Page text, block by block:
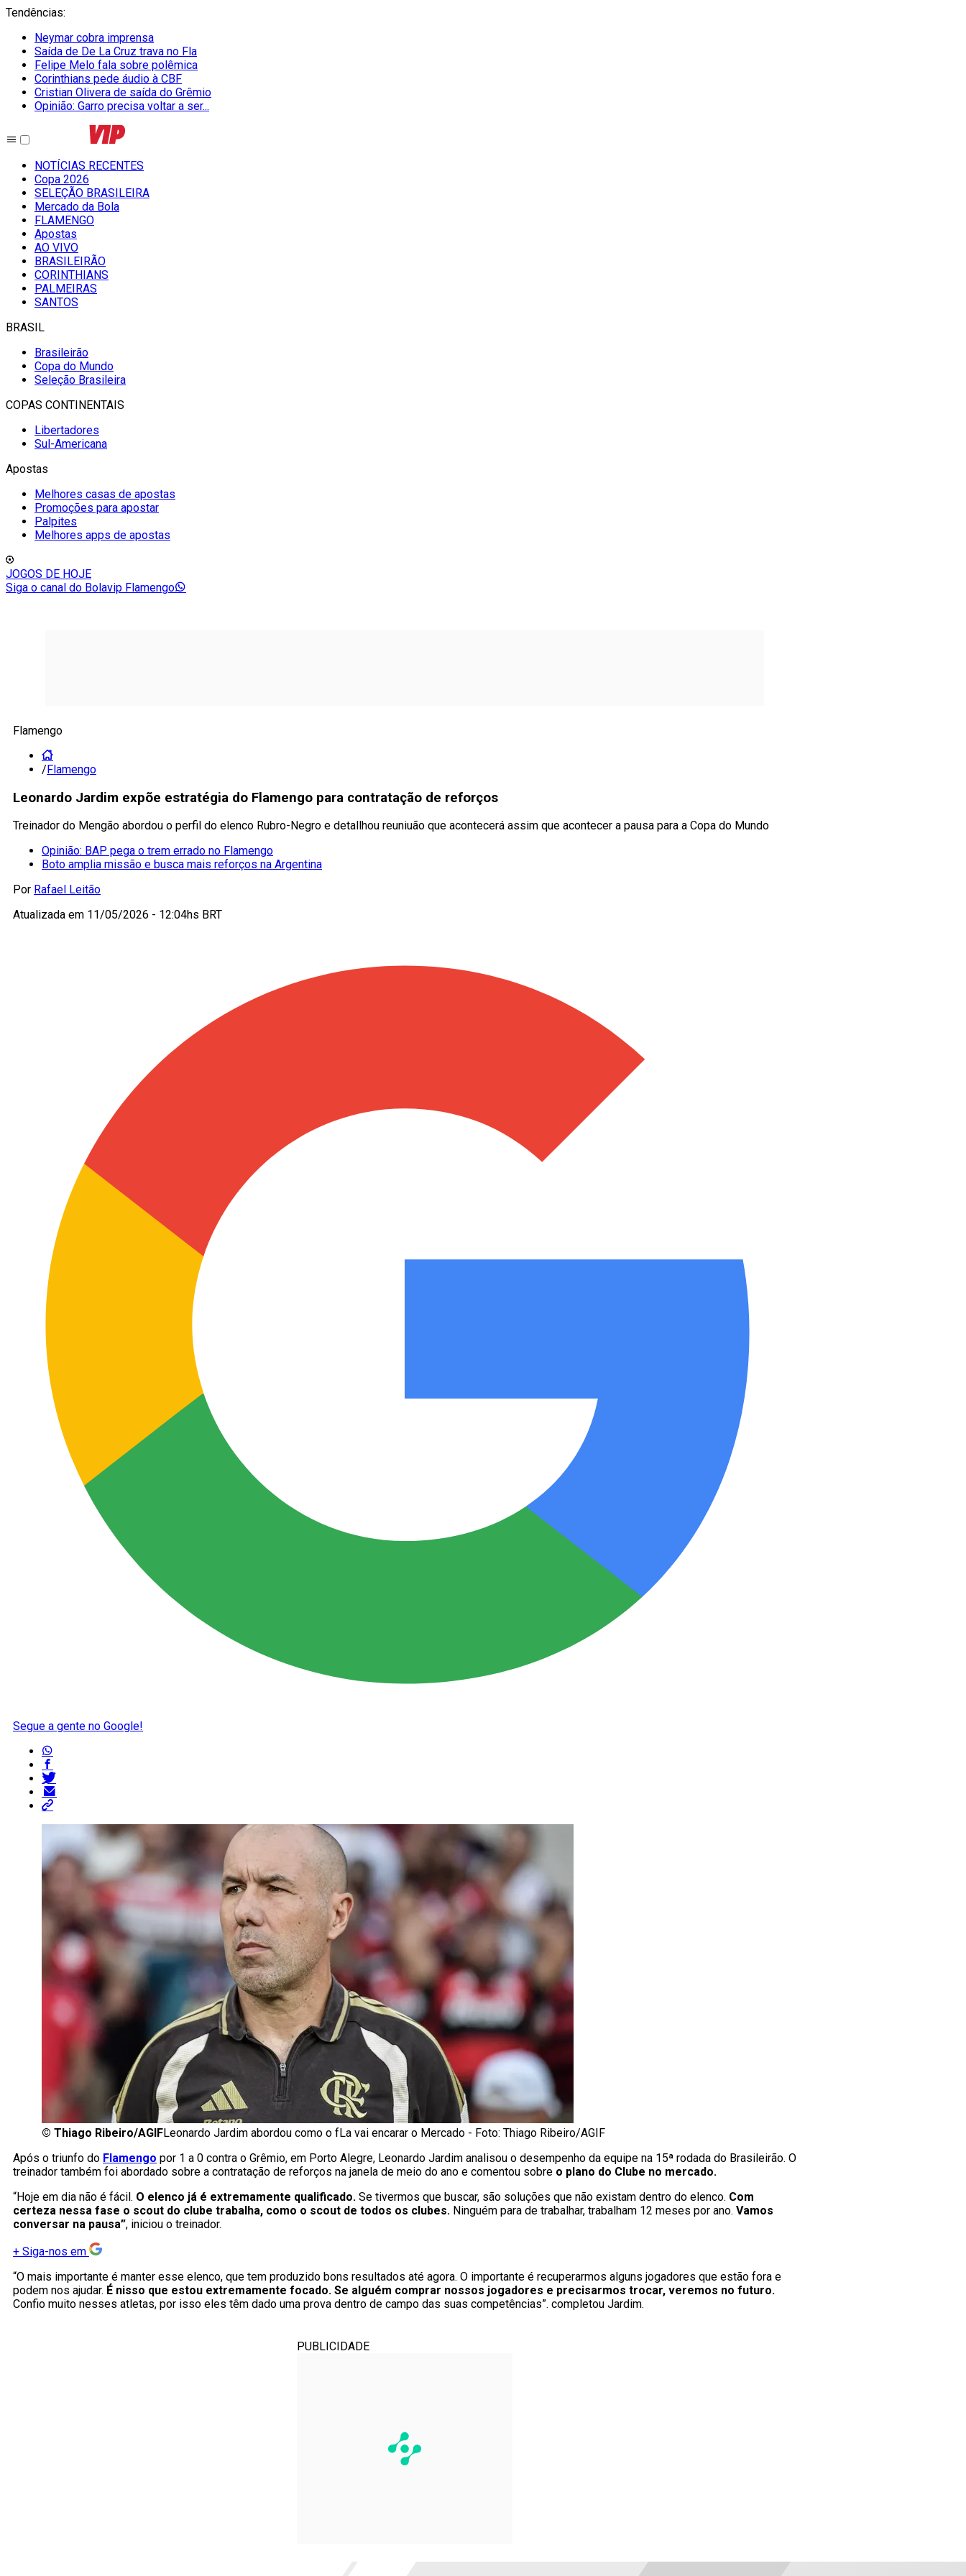
Tendências:
Neymar cobra imprensa
Saída de De La Cruz trava no Fla
Felipe Melo fala sobre polêmica
Corinthians pede áudio à CBF
Cristian Olivera de saída do Grêmio
Opinião: Garro precisa voltar a ser...
NOTÍCIAS RECENTES
Copa 2026
SELEÇÃO BRASILEIRA
Mercado da Bola
FLAMENGO
Apostas
AO VIVO
BRASILEIRÃO
CORINTHIANS
PALMEIRAS
SANTOS
BRASIL
Brasileirão
Copa do Mundo
Seleção Brasileira
COPAS CONTINENTAIS
Libertadores
Sul-Americana
Apostas
Melhores casas de apostas
Promoções para apostar
Palpites
Melhores apps de apostas
JOGOS DE HOJE
Siga o canal do Bolavip Flamengo
Flamengo
/Flamengo
Leonardo Jardim expõe estratégia do Flamengo para contratação de reforços
Treinador do Mengão abordou o perfil do elenco Rubro-Negro e detallhou reuniuão que acontecerá assim que acontecer a pausa para a Copa do Mundo
Opinião: BAP pega o trem errado no Flamengo
Boto amplia missão e busca mais reforços na Argentina
Por Rafael Leitão
Atualizada em 11/05/2026 - 12:04hs BRT
Segue a gente no Google!
© Thiago Ribeiro/AGIFLeonardo Jardim abordou como o fLa vai encarar o Mercado - Foto: Thiago Ribeiro/AGIF
Após o triunfo do Flamengo por 1 a 0 contra o Grêmio, em Porto Alegre, Leonardo Jardim analisou o desempenho da equipe na 15ª rodada do Brasileirão. O
treinador também foi abordado sobre a contratação de reforços na janela de meio do ano e comentou sobre o plano do Clube no mercado.
“Hoje em dia não é fácil. O elenco já é extremamente qualificado. Se tivermos que buscar, são soluções que não existam dentro do elenco. Com
certeza nessa fase o scout do clube trabalha, como o scout de todos os clubes. Ninguém para de trabalhar, trabalham 12 meses por ano. Vamos
conversar na pausa”, iniciou o treinador.
+ Siga-nos em
“O mais importante é manter esse elenco, que tem produzido bons resultados até agora. O importante é recuperarmos alguns jogadores que estão fora e
podem nos ajudar. É nisso que estou extremamente focado. Se alguém comprar nossos jogadores e precisarmos trocar, veremos no futuro.
Confio muito nesses atletas, por isso eles têm dado uma prova dentro de campo das suas competências”. completou Jardim.
PUBLICIDADE